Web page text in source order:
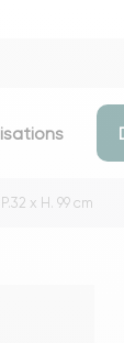
x H. 99 cm